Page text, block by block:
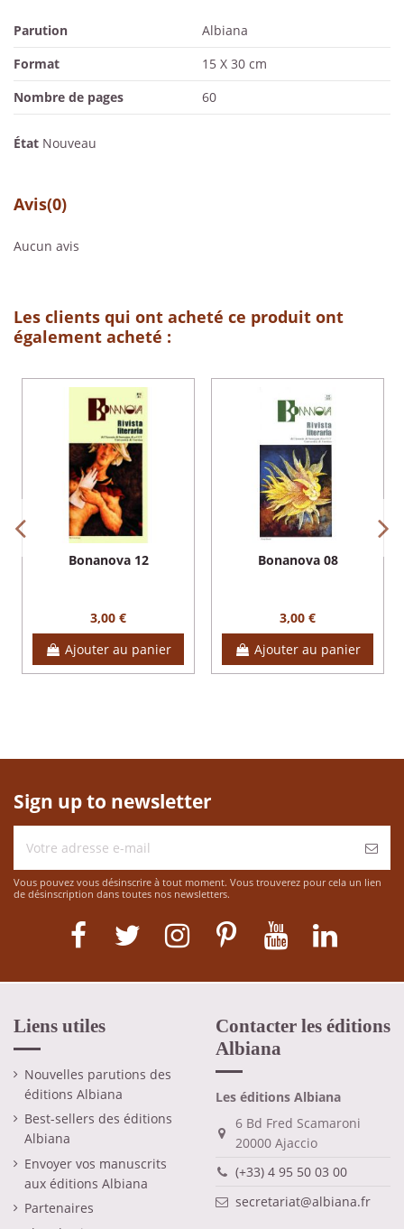
Parution
Albiana
Format
15 X 30 cm
Nombre de pages
60
État Nouveau
Avis(0)
Aucun avis
Les clients qui ont acheté ce produit ont
également acheté :
Bonanova 12
3,00 €
Ajouter au panier
Bonanova 08
3,00 €
Ajouter au panier
Sign up to newsletter
Vous pouvez vous désinscrire à tout moment. Vous trouverez pour cela un lien
de désinscription dans toutes nos newsletters.
Liens utiles
Nouvelles parutions des
éditions Albiana
Best-sellers des éditions
Albiana
Envoyer vos manuscrits
aux éditions Albiana
Partenaires
Contacter les éditions
Albiana
Les éditions Albiana
6 Bd Fred Scamaroni
20000 Ajaccio
(+33) 4 95 50 03 00
secretariat@albiana.fr